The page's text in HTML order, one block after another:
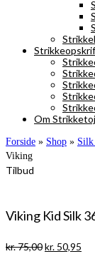
Om
Forside » Shop »
Viking
Tilbud
Viking Kid Silk
kr.75,00Den
kr. 50,95